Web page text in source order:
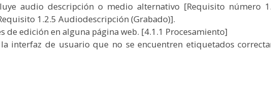
audio descripción o medio alternativo [Requisito número
1.2.5 Audiodescripción (Grabado)].
edición en alguna página web. [4.1.1 Procesamiento]
interfaz de usuario que no se encuentren etiquetados